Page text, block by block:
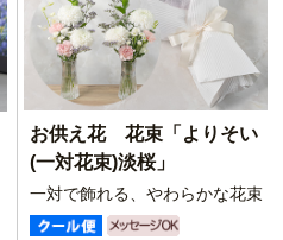
お供え花 花束「よりそい
(一対花束)淡桜」
一対で飾れる、やわらかな花束